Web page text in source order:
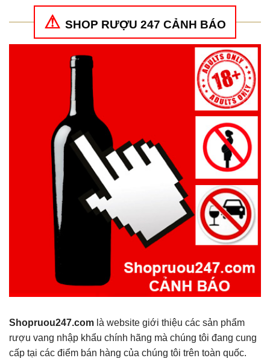
SHOP RƯỢU 247 CẢNH BÁO
Shopruou247.com là website giới thiệu các sản phẩm
rượu vang nhập khẩu chính hãng mà chúng tôi đang cung
cấp tại các điểm bán hàng của chúng tôi trên toàn quốc.